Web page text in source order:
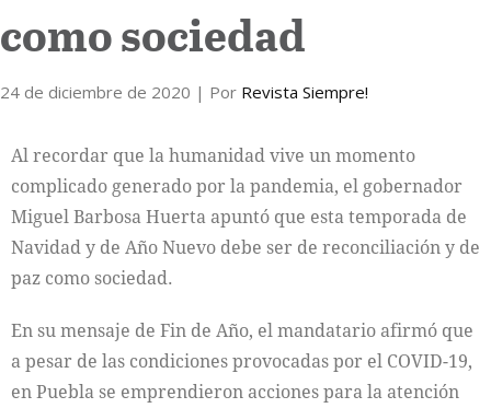
como sociedad
24 de diciembre de 2020 | Por Revista Siempre!
Al recordar que la humanidad vive un momento
complicado generado por la pandemia, el gobernador
Miguel Barbosa Huerta apuntó que esta temporada de
Navidad y de Año Nuevo debe ser de reconciliación y de
paz como sociedad.
En su mensaje de Fin de Año, el mandatario afirmó que
a pesar de las condiciones provocadas por el COVID-19,
en Puebla se emprendieron acciones para la atención